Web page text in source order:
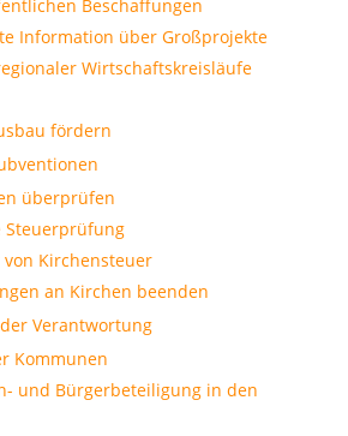
Beschaffungen
Information über Großprojekte
Wirtschaftskreisläufe
fördern
überprüfen
Steuerprüfung
von Kirchensteuer
an Kirchen beenden
Verantwortung
Kommunen
und Bürgerbeteiligung in den